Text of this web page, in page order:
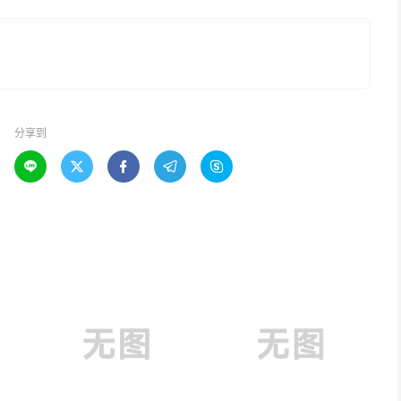
分享到
    